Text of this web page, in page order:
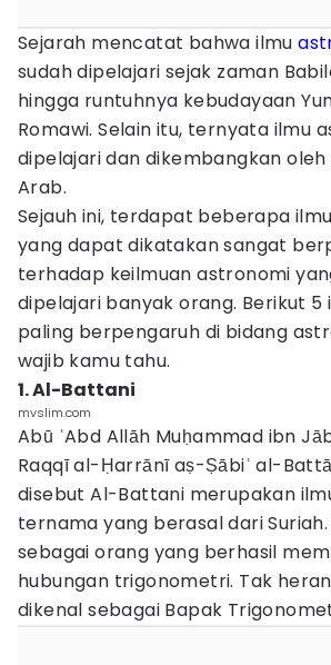
Sejarah mencatat bahwa ilmu
sudah dipelajari sejak zaman
hingga runtuhnya kebudayaan
Romawi. Selain itu, ternyata ilmu
dipelajari dan dikembangkan
Arab.
Sejauh ini, terdapat beberapa
yang dapat dikatakan sangat
terhadap keilmuan astronomi
dipelajari banyak orang. Berikut 5
paling berpengaruh di bidang
wajib kamu tahu.
1. Al-Battani
mvslim.com
Abū ʿAbd Allāh Muḥammad ibn
Raqqī al-Ḥarrānī aṣ-Ṣābiʾ al-
disebut Al-Battani merupakan
ternama yang berasal dari
sebagai orang yang berhasil
hubungan trigonometri. Tak
dikenal sebagai Bapak